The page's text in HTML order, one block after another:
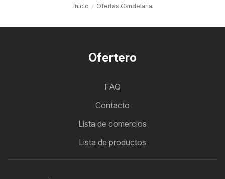
Inicio Ofertas Candelaria
Ofertero
FAQ
Contacto
Lista de comercios
Lista de productos